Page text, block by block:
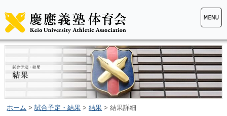
ホーム >試合予定・結果 >結果 > 結果詳細